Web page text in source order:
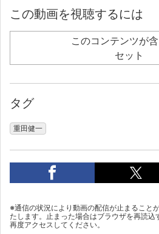
この動画を視聴するには
このコンテンツが
セット
タグ
重田健一
※通信の状況により動画の配信が止まること
たします。止まった場合はブラウザを再読込
再度アクセスしてください。